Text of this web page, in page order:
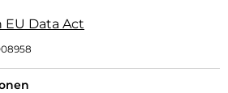
Data Act